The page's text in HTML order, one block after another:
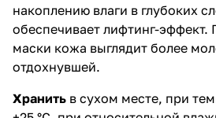
накоплению влаги в глубоких
обеспечивает лифтинг-
маски кожа выглядит более
отдохнувшей.
Хранить в сухом месте, при